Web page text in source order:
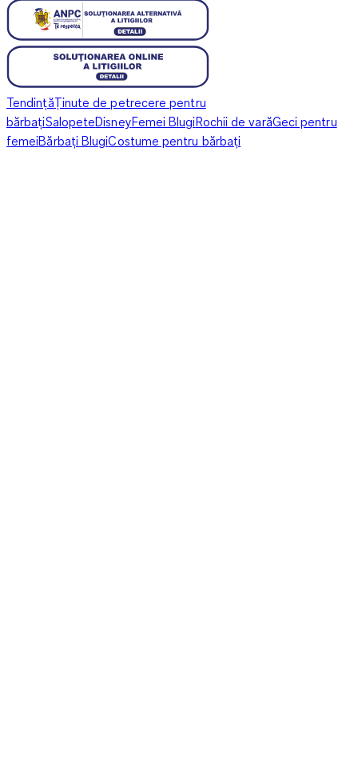
TendințăȚinute de petrecere pentru
bărbațiSalopeteDisneyFemei BlugiRochii de varăGeci pentru
femeiBărbați BlugiCostume pentru bărbați